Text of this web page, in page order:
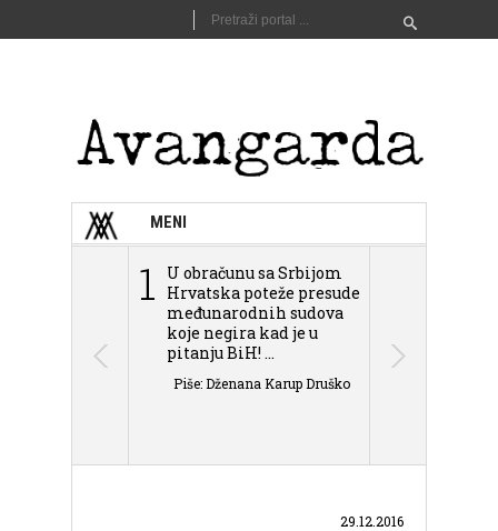
MENI
1
U obračunu sa Srbijom
Hrvatska poteže presude
međunarodnih sudova
koje negira kad je u
pitanju BiH! ...
Piše: Dženana Karup Druško
29.12.2016